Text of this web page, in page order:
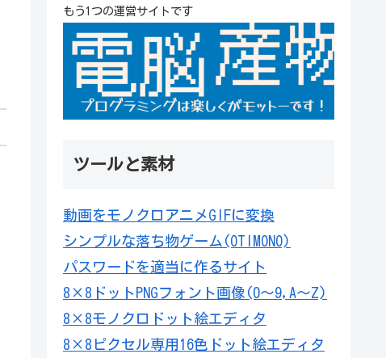
もう1つの運営サイトです
ツールと素材
動画をモノクロアニメGIFに変換
シンプルな落ち物ゲーム(OTIMONO)
パスワードを適当に作るサイト
8×8ドットPNGフォント画像(0～9,A～Z)
8×8モノクロドット絵エディタ
8×8ピクセル専用16色ドット絵エディタ